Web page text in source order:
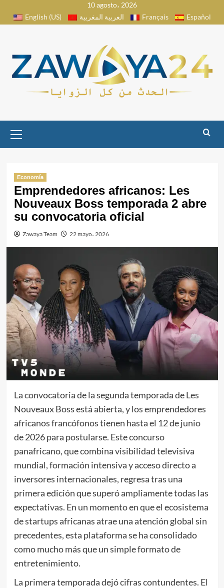
10 agosto، 2026
English (US)
العربية المغربية Français Español
primario
Economía
Emprendedores africanos: Les
Nouveaux Boss temporada 2 abre
su convocatoria oficial
Zawaya Team 22 mayo، 2026
La convocatoria de la segunda temporada de Les
Nouveaux Boss está abierta, y los emprendedores
africanos francófonos tienen hasta el 12 de junio
de 2026 para postularse. Este concurso
panafricano, que combina visibilidad televisiva
mundial, formación intensiva y acceso directo a
inversores internacionales, regresa tras una
primera edición que superó ampliamente todas las
expectativas. En un momento en que el ecosistema
de startups africanas atrae una atención global sin
precedentes, esta plataforma se ha consolidado
como mucho más que un simple formato de
entretenimiento.
La primera temporada dejó cifras contundentes. El